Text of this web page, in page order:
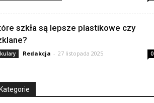
szkła są lepsze plastikowe czy
Redakcja - 27 listopada 2025 0
Kategorie